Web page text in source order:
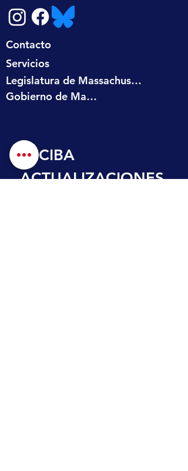
Contacto
Servicios
Legislatura de Massachusetts
Gobierno de Massachusetts
RECIBA
ACTUALIZACIONES